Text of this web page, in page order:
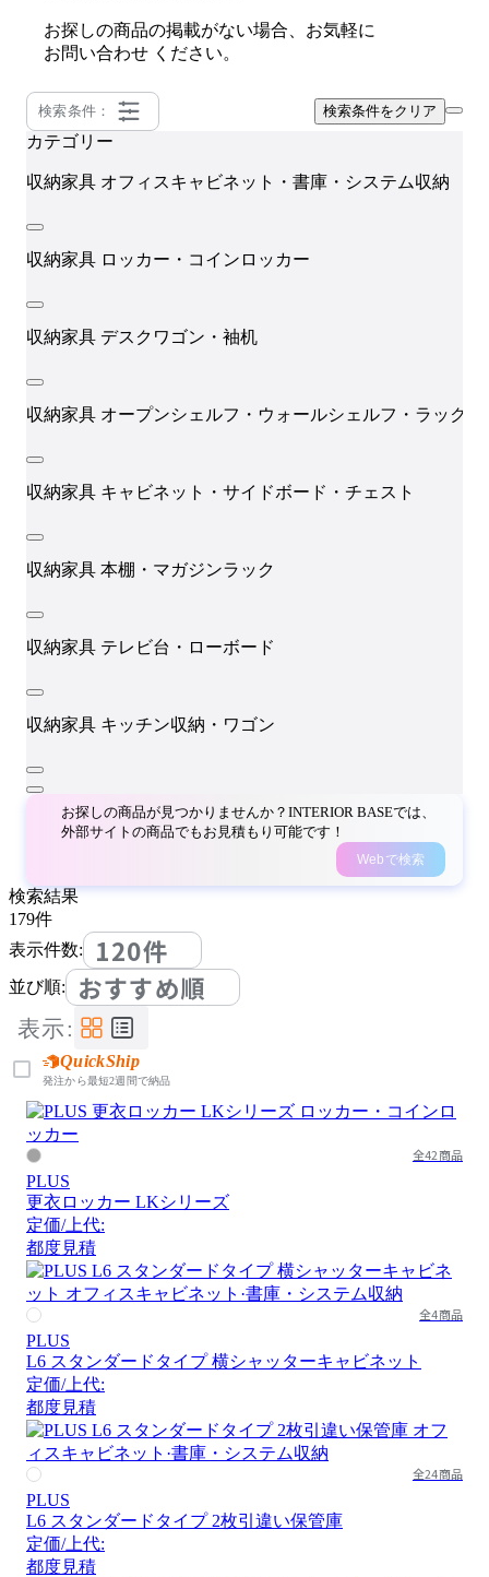
お探しの商品の掲載がない場合、お気軽に
お問い合わせ ください。
検索条件： 検索条件をクリア
カテゴリー
収納家具 オフィスキャビネット・書庫・システム収納
収納家具 ロッカー・コインロッカー
収納家具 デスクワゴン・袖机
収納家具 オープンシェルフ・ウォールシェルフ・ラック
収納家具 キャビネット・サイドボード・チェスト
収納家具 本棚・マガジンラック
収納家具 テレビ台・ローボード
収納家具 キッチン収納・ワゴン
お探しの商品が見つかりませんか？INTERIOR BASEでは、
外部サイトの商品でもお見積もり可能です！
Webで検索
検索結果
179件
表示件数:
120件
並び順: おすすめ順
表示:
QuickShip
発注から最短2週間で納品
全42商品
PLUS
更衣ロッカー LKシリーズ
定価/上代:
都度見積
全4商品
PLUS
L6 スタンダードタイプ 横シャッターキャビネット
定価/上代:
都度見積
全24商品
PLUS
L6 スタンダードタイプ 2枚引違い保管庫
定価/上代:
都度見積